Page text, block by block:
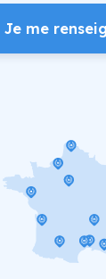
Je me